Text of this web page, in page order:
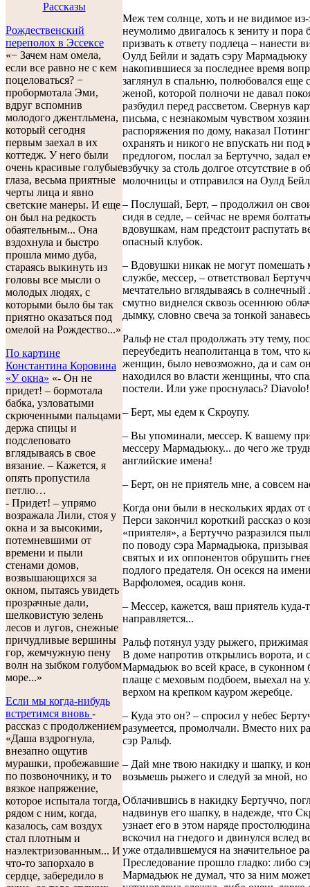
Рассказы
Рождественский
переполох в Эссексе
«− Зачем нам омела,
если все равно не с кем
поцеловаться? −
пробормотала Эми,
вдруг вспомнив
молодого джентльмена,
который сегодня
первым заехал в их
коттедж. У него были
очень красивые голубые
глаза, весьма приятные
черты лица и явно
светские манеры. И еще
он был на редкость
обаятельным... Она
вздохнула и быстро
прошла мимо дуба,
стараясь выкинуть из
головы все мысли о
молодых людях, с
которыми было бы так
приятно оказаться под
омелой на Рождество...»
По картине
Константина Коровина
«У окна» «- Он не
придет! – бормотала
бабка, узловатыми
скрюченными пальцами
держа спицы и
подслеповато
вглядываясь в свое
вязание. – Кажется, я
опять пропустила
петлю…
- Придет! – упрямо
возражала Лили, стоя у
окна и за высокими,
потемневшими от
времени и пыли
стенами домов,
возвышающихся за
окном, пытаясь увидеть
прозрачные дали,
шелковистую зелень
лесов и лугов, снежные
причудливые вершины
гор, жемчужную пену
волн на зыбком голубом
море...»
Если мы когда-нибудь
встретимся вновь -
рассказ с продолжением
«Даша вздрогнула,
внезапно ощутив
мурашки, пробежавшие
по позвоночнику, и то
вязкое напряжение,
которое испытала тогда,
рядом с ним, когда,
казалось, сам воздух
стал плотным и
наэлектризованным... И
что-то запорхало в
сердце, забередило в
Меж тем солнце, хоть и не видимое из-
неумолимо двигалось к зениту и пора
призвать к ответу подлеца – нанести
Оулд Бейли и задать сэру Мармадьюку
накопившиеся за последнее время
заглянул в спальню, полюбовался еще
женой, которой полночи не давал
разбудил перед рассветом. Свернув
письма, с незнакомым чувством
распоряжения по дому, наказал
охранять и никого не впускать ни под
предлогом, послал за Бертуччо, задал
взбучку за столь долгое отсутствие в
молочницы и отправился на Оулд
– Послушай, Берт, – продолжил он
сидя в седле, – сейчас не время
вдовушкам, нам предстоит распутать
опасный клубок.
– Вдовушки никак не могут помешать
службе, мессер, – ответствовал
мечтательно вглядываясь в солнечный
смутно виднелся сквозь осеннюю
дымку, словно свеча за тонкой
Ральф не стал продолжать эту тему,
переубедить неаполитанца в том, что
женщин, было невозможно, да и сам
находился во власти женщины, что
постели. Или уже проснулась? Diavolo!
– Берт, мы едем к Скроупу.
– Вы упоминали, мессер. К вашему
мессеру Мармадьюку... до чего же
английские имена!
– Берт, он не приятель мне, а совсем
Когда они были в нескольких ярдах от
Перси закончил короткий рассказ о
«приятеля», а Бертуччо разразился
по поводу сэра Мармадьюка, призывая
святых и их оппонентов обрушить
подлого предателя. Он осекся на
Варфоломея, осадив коня.
– Мессер, кажется, ваш приятель куда-
направляется...
Ральф потянул узду рыжего, прижимая
В доме напротив открылись ворота, и
Мармадьюк во всей красе, в суконном
плаще с меховым подбоем, выехал на
верхом на крепком кауром жеребце.
– Куда это он? – спросил у небес
разумеется, промолчали. Вместо них
сэр Ральф.
– Дай мне твою накидку и шапку, и
возьмешь рыжего и следуй за мной, но
Облачившись в накидку Бертуччо,
надвинув его шапку, в надежде, что
узнает его в этом наряде
вскочил на гнедого и двинулся вслед
уже отдалившемуся на значительное
Преследование прошло гладко: либо
Мармадьюк не думал, что за ним